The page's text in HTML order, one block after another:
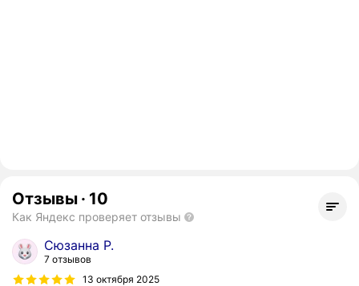
Отзывы · 10
Как Яндекс проверяет отзывы
Сюзанна Р.
7 отзывов
13 октября 2025